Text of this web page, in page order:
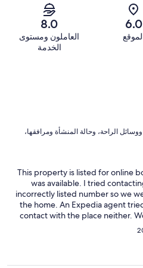
6.0
8.0
العاملون ومستوى
الخدمة
عناصر لم تنل الإعجاب: ⁦النظافة⁩، و⁦وسائل الراحة⁩، و⁦حالة المنشأة ومرافقها⁩،
This property is listed for online
was available. I tried
incorrectly listed number so we
the home. An Expedia agent
contact with the place neither.
asking around the village for
place and meet one of the
manager was shocked that we